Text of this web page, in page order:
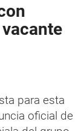
para esta
oficial de